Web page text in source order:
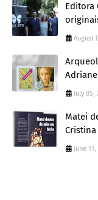
Editora
August
July 05,
Matei
Cristina
June